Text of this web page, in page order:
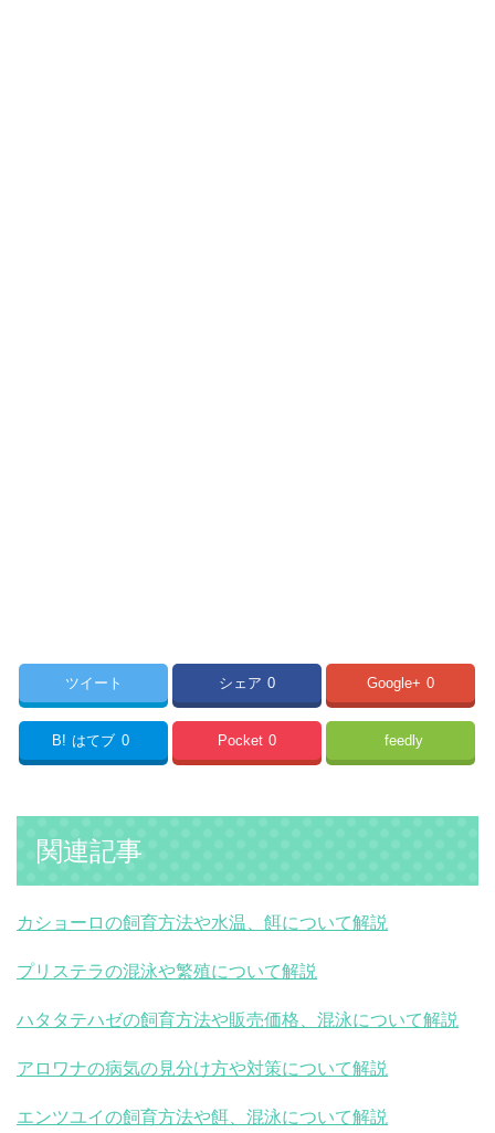
ツイート シェア 0 Google+ 0
B! はてブ 0 Pocket 0 feedly
関連記事
カショーロの飼育方法や水温、餌について解説
プリステラの混泳や繁殖について解説
ハタタテハゼの飼育方法や販売価格、混泳について解説
アロワナの病気の見分け方や対策について解説
エンツユイの飼育方法や餌、混泳について解説